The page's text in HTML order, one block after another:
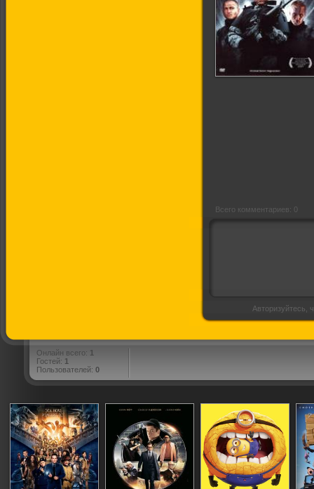
Всего комментариев: 0
Авторизуйтесь,
Онлайн всего: 1
Гостей: 1
Пользователей: 0